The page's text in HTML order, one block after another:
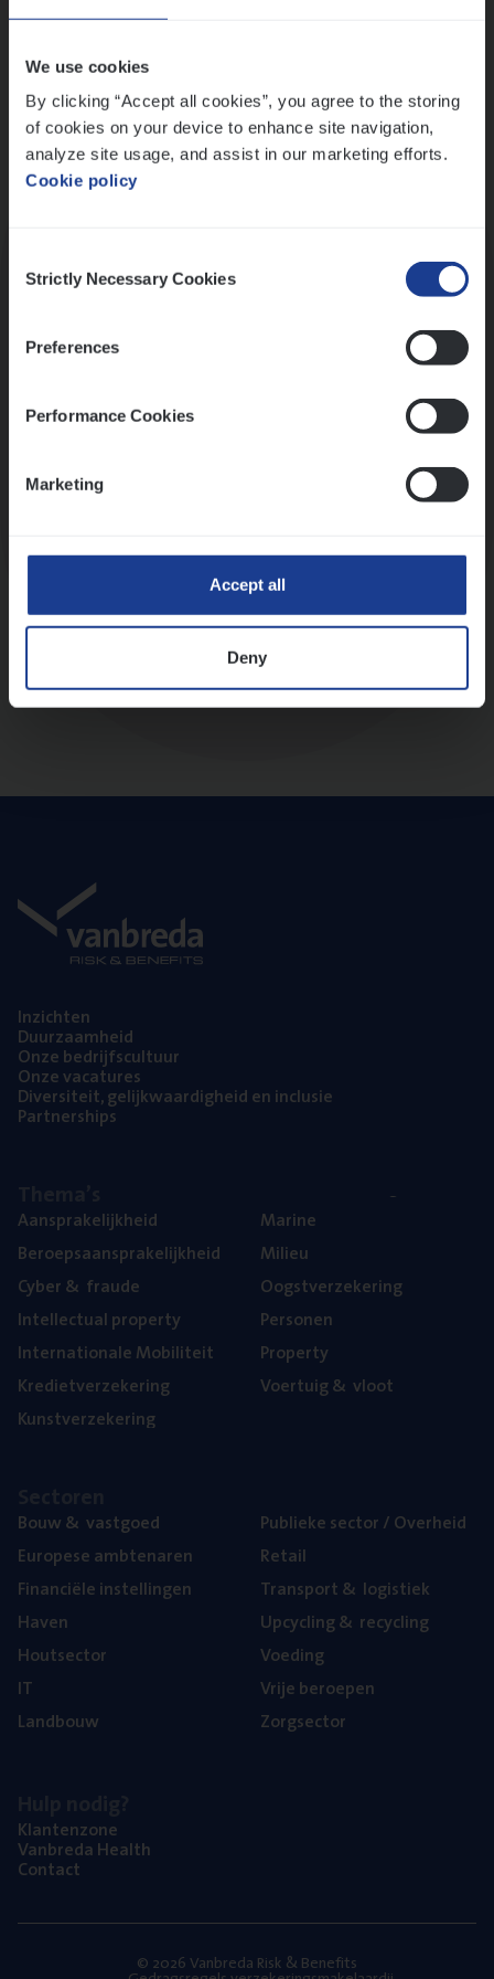
We use cookies
By clicking “Accept all cookies”, you agree to the storing
of cookies on your device to enhance site navigation,
analyze site usage, and assist in our marketing efforts.
Cookie policy
Selection
Strictly Necessary Cookies
Preferences
Performance Cookies
Marketing
Accept all
Deny
Inzich­ten
Duur­zaam­heid
Onze bedrijfs­cul­tuur
Onze vaca­tu­res
Diver­si­teit, gelijk­waar­dig­heid en inclusie
Part­ner­ships
Aan­spra­ke­lijk­heid
Beroeps­aan­spra­ke­lijk­heid
Cyber& fraude
Intel­lec­tu­al property
Inter­na­ti­o­na­le Mobiliteit
Kre­diet­ver­ze­ke­ring
Kunst­ver­ze­ke­ring
Mari­ne
Mili­eu
Oogst­ver­ze­ke­ring
Per­so­nen
Pro­per­ty
Voer­tuig& vloot
Bouw& vastgoed
Euro­pe­se ambtenaren
Finan­ci­ë­le instellingen
Haven
Hout­sec­tor
IT
Land­bouw
Publie­ke sec­tor / Overheid
Retail
Trans­port& logistiek
Upcy­cling& recycling
Voe­ding
Vrije beroe­pen
Zorg­sec­tor
Klan­ten­zo­ne
Van­b­re­da Health
Con­tact
© 2026 Vanbreda Risk & Benefits